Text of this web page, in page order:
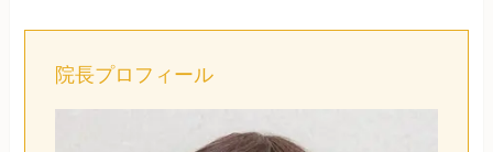
院長プロフィール